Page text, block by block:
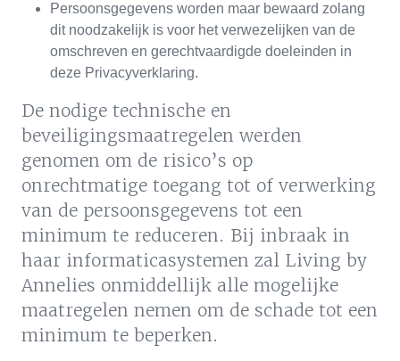
Persoonsgegevens worden maar bewaard zolang
dit noodzakelijk is voor het verwezelijken van de
omschreven en gerechtvaardigde doeleinden in
deze Privacyverklaring.
De nodige technische en
beveiligingsmaatregelen werden
genomen om de risico’s op
onrechtmatige toegang tot of verwerking
van de persoonsgegevens tot een
minimum te reduceren. Bij inbraak in
haar informaticasystemen zal Living by
Annelies onmiddellijk alle mogelijke
maatregelen nemen om de schade tot een
minimum te beperken.